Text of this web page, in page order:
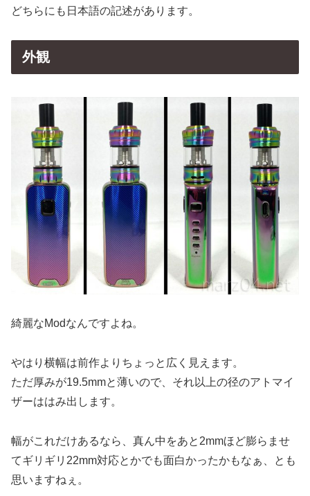
どちらにも日本語の記述があります。
外観
綺麗なModなんですよね。
やはり横幅は前作よりちょっと広く見えます。
ただ厚みが19.5mmと薄いので、それ以上の径のアトマイ
ザーははみ出します。
幅がこれだけあるなら、真ん中をあと2mmほど膨らませ
てギリギリ22mm対応とかでも面白かったかもなぁ、とも
思いますねぇ。